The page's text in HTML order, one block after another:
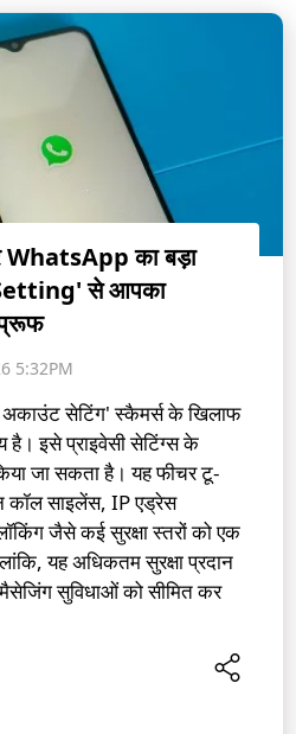
का बड़ा
से आपका
5:32PM
अकाउंट सेटिंग' स्कैमर्स के खिलाफ
है। इसे प्राइवेसी सेटिंग्स के
जा सकता है। यह फीचर टू-
कॉल साइलेंस, IP एड्रेस
जैसे कई सुरक्षा स्तरों को एक
यह अधिकतम सुरक्षा प्रदान
सुविधाओं को सीमित कर